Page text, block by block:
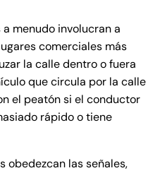
menudo involucran a
comerciales más
la calle dentro o fuera
que circula por la calle
el peatón si el conductor
rápido o tiene
obedezcan las señales,